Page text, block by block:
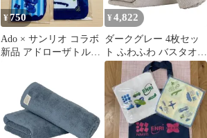
¥750
Ado × サンリオ コラボ
新品 アドローザトルマ
¥ 4,822
ダークグレー 4枚セッ
ト ふわふわ バスタオル
やわらか 中厚手 ボリュ
ーム #027 軽量 無撚糸
高速吸水 タオル研究所
綿100% 345GSM
JapanTechnology